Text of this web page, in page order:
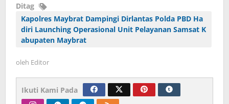
Ditag
Kapolres Maybrat Dampingi Dirlantas Polda PBD Ha
diri Launching Operasional Unit Pelayanan Samsat K
abupaten Maybrat
oleh Editor
Ikuti Kami Pada